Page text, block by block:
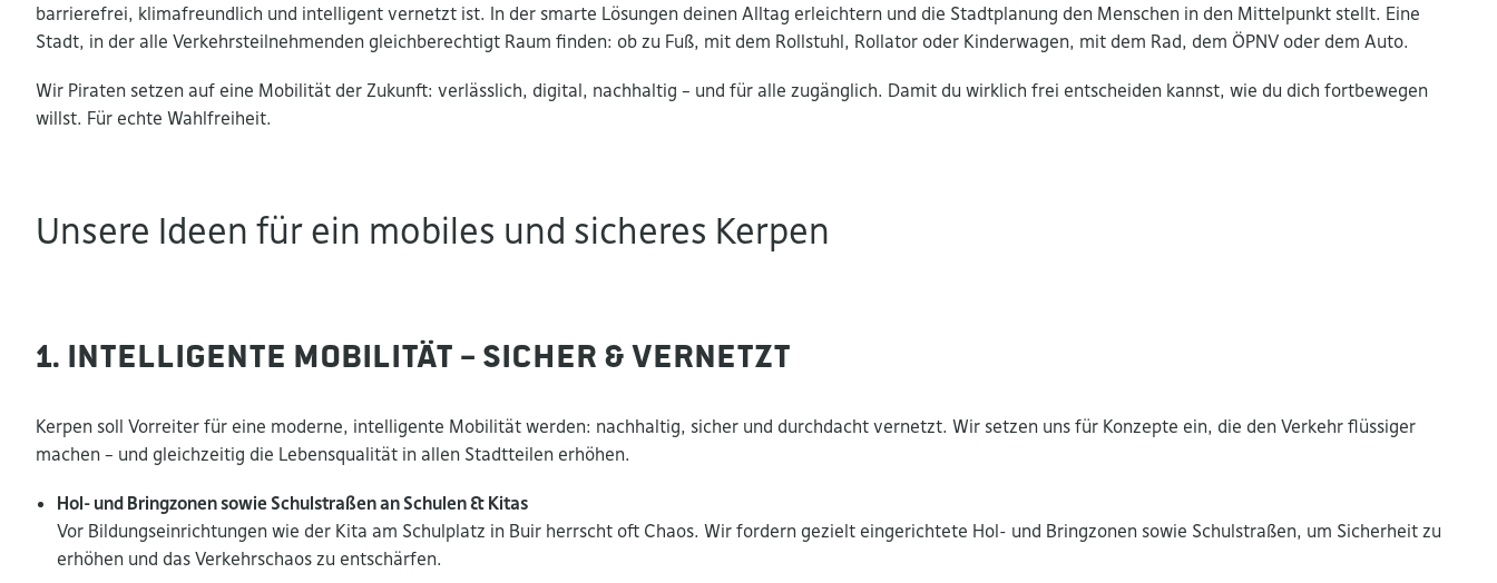
barrierefrei, klimafreundlich und intelligent vernetzt ist. In der smarte Lösungen deinen Alltag erleichtern und die Stadtplanung den Menschen in den Mittelpunkt stellt. Eine
Stadt, in der alle Verkehrsteilnehmenden gleichberechtigt Raum finden: ob zu Fuß, mit dem Rollstuhl, Rollator oder Kinderwagen, mit dem Rad, dem ÖPNV oder dem Auto.
Wir Piraten setzen auf eine Mobilität der Zukunft: verlässlich, digital, nachhaltig – und für alle zugänglich. Damit du wirklich frei entscheiden kannst, wie du dich fortbewegen
willst. Für echte Wahlfreiheit.
Unsere Ideen für ein mobiles und sicheres Kerpen
1. Intelligente Mobilität – sicher & vernetzt
Kerpen soll Vorreiter für eine moderne, intelligente Mobilität werden: nachhaltig, sicher und durchdacht vernetzt. Wir setzen uns für Konzepte ein, die den Verkehr flüssiger
machen – und gleichzeitig die Lebensqualität in allen Stadtteilen erhöhen.
Hol- und Bringzonen sowie Schulstraßen an Schulen & Kitas
Vor Bildungseinrichtungen wie der Kita am Schulplatz in Buir herrscht oft Chaos. Wir fordern gezielt eingerichtete Hol- und Bringzonen sowie Schulstraßen, um Sicherheit zu
erhöhen und das Verkehrschaos zu entschärfen.